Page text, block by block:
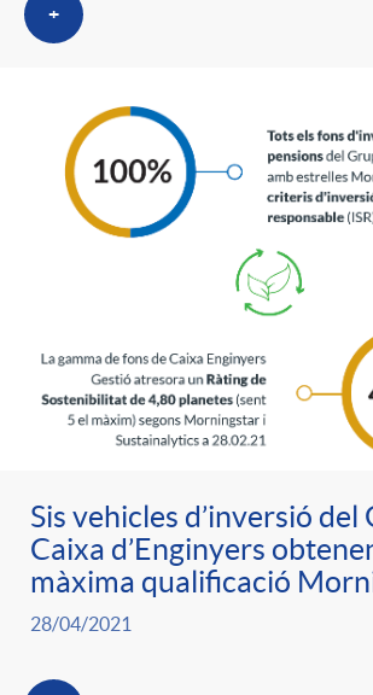
+
Sis vehicles d’inversió del
Caixa d’Enginyers
màxima qualificació
28/04/2021